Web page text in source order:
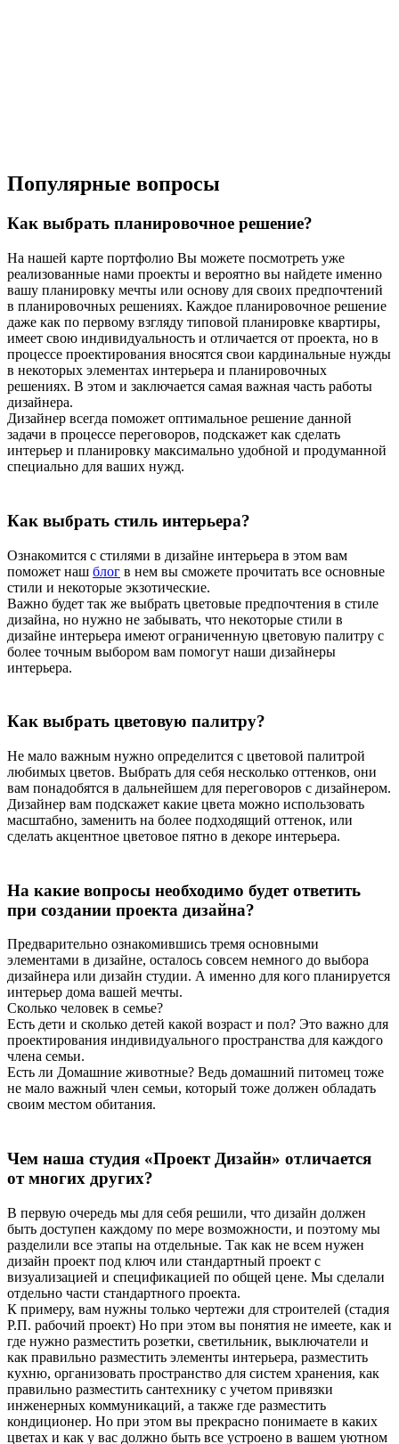
Популярные вопросы
Как выбрать планировочное решение?
На нашей карте портфолио Вы можете посмотреть уже
реализованные нами проекты и вероятно вы найдете именно
вашу планировку мечты или основу для своих предпочтений
в планировочных решениях. Каждое планировочное решение
даже как по первому взгляду типовой планировке квартиры,
имеет свою индивидуальность и отличается от проекта, но в
процессе проектирования вносятся свои кардинальные нужды
в некоторых элементах интерьера и планировочных
решениях. В этом и заключается самая важная часть работы
дизайнера.
Дизайнер всегда поможет оптимальное решение данной
задачи в процессе переговоров, подскажет как сделать
интерьер и планировку максимально удобной и продуманной
специально для ваших нужд.
Как выбрать стиль интерьера?
Ознакомится с стилями в дизайне интерьера в этом вам
поможет наш блог в нем вы сможете прочитать все основные
стили и некоторые экзотические.
Важно будет так же выбрать цветовые предпочтения в стиле
дизайна, но нужно не забывать, что некоторые стили в
дизайне интерьера имеют ограниченную цветовую палитру с
более точным выбором вам помогут наши дизайнеры
интерьера.
Как выбрать цветовую палитру?
Не мало важным нужно определится с цветовой палитрой
любимых цветов. Выбрать для себя несколько оттенков, они
вам понадобятся в дальнейшем для переговоров с дизайнером.
Дизайнер вам подскажет какие цвета можно использовать
масштабно, заменить на более подходящий оттенок, или
сделать акцентное цветовое пятно в декоре интерьера.
На какие вопросы необходимо будет ответить
при создании проекта дизайна?
Предварительно ознакомившись тремя основными
элементами в дизайне, осталось совсем немного до выбора
дизайнера или дизайн студии. А именно для кого планируется
интерьер дома вашей мечты.
Сколько человек в семье?
Есть дети и сколько детей какой возраст и пол? Это важно для
проектирования индивидуального пространства для каждого
члена семьи.
Есть ли Домашние животные? Ведь домашний питомец тоже
не мало важный член семьи, который тоже должен обладать
своим местом обитания.
Чем наша студия «Проект Дизайн» отличается
от многих других?
В первую очередь мы для себя решили, что дизайн должен
быть доступен каждому по мере возможности, и поэтому мы
разделили все этапы на отдельные. Так как не всем нужен
дизайн проект под ключ или стандартный проект с
визуализацией и спецификацией по общей цене. Мы сделали
отдельно части стандартного проекта.
К примеру, вам нужны только чертежи для строителей (стадия
Р.П. рабочий проект) Но при этом вы понятия не имеете, как и
где нужно разместить розетки, светильник, выключатели и
как правильно разместить элементы интерьера, разместить
кухню, организовать пространство для систем хранения, как
правильно разместить сантехнику с учетом привязки
инженерных коммуникаций, а также где разместить
кондиционер. Но при этом вы прекрасно понимаете в каких
цветах и как у вас должно быть все устроено в вашем уютном